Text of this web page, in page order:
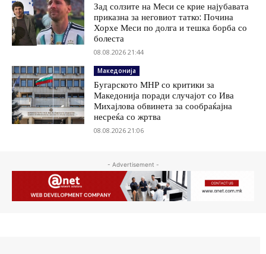
Зад солзите на Меси се крие најубавата
приказна за неговиот татко: Почина
Хорхе Меси по долга и тешка борба со
болеста
08.08.2026 21:44
Македонија
Бугарското МНР со критики за
Македонија поради случајот со Ива
Михајлова обвинета за сообраќајна
несреќа со жртва
08.08.2026 21:06
- Advertisement -